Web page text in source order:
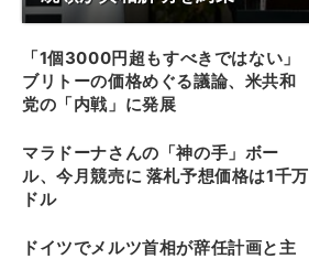
「1個3000円超もすべきではない」
ブリトーの価格めぐる議論、米共和
党の「内戦」に発展
マラドーナさんの「神の手」ボー
ル、今月競売に 落札予想価格は1千万
ドル
ドイツでメルツ首相が辞任計画と主